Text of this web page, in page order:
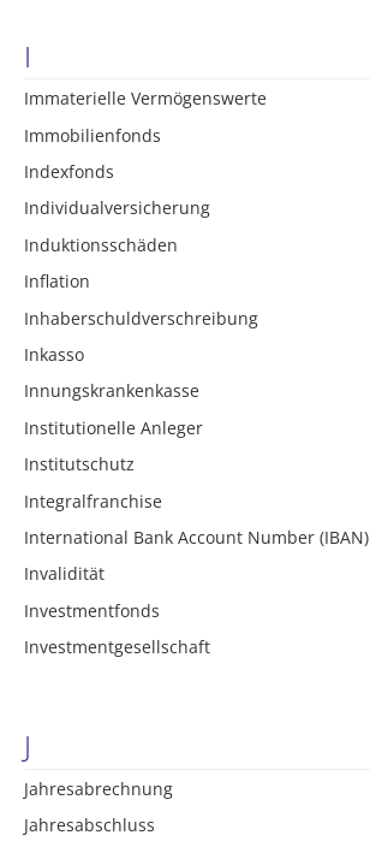
I
Immaterielle Vermögenswerte
Immobilienfonds
Indexfonds
Individualversicherung
Induktionsschäden
Inflation
Inhaberschuldverschreibung
Inkasso
Innungskrankenkasse
Institutionelle Anleger
Institutschutz
Integralfranchise
International Bank Account Number (IBAN)
Invalidität
Investmentfonds
Investmentgesellschaft
J
Jahresabrechnung
Jahresabschluss